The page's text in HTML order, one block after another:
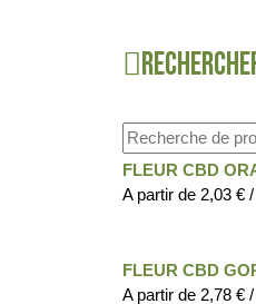
FLEUR CBD
A partir de 2,03 €
FLEUR CBD
A partir de 2,78 €